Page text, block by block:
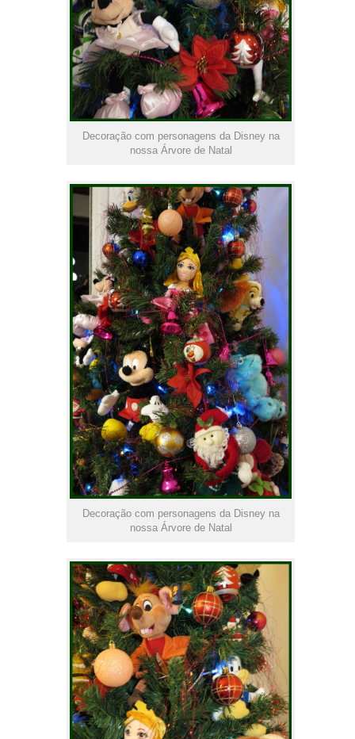
Decoração com personagens da Disney na
nossa Árvore de Natal
Decoração com personagens da Disney na
nossa Árvore de Natal